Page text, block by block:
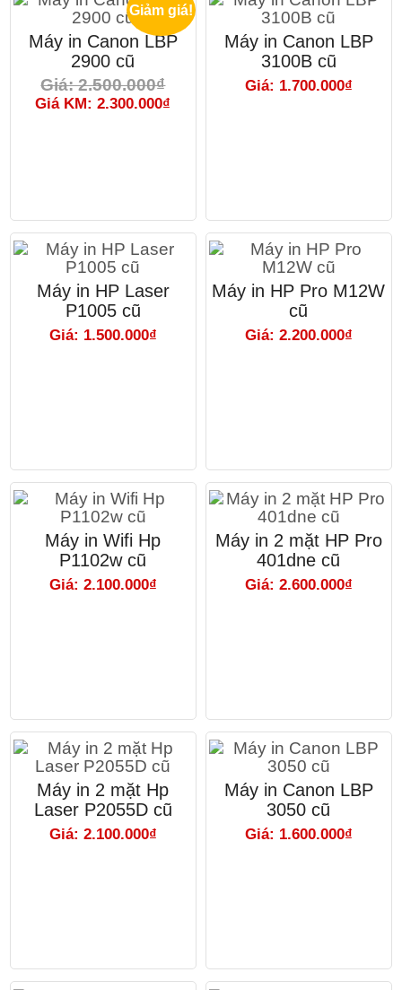
Giảm giá!
Máy in Canon LBP
2900 cũ
Giá: 2.500.000₫
Giá KM: 2.300.000₫
Máy in Canon LBP
3100B cũ
Giá: 1.700.000₫
Máy in HP Laser
P1005 cũ
Giá: 1.500.000₫
Máy in HP Pro M12W
cũ
Giá: 2.200.000₫
Máy in Wifi Hp
P1102w cũ
Giá: 2.100.000₫
Máy in 2 mặt HP Pro
401dne cũ
Giá: 2.600.000₫
Máy in 2 mặt Hp
Laser P2055D cũ
Giá: 2.100.000₫
Máy in Canon LBP
3050 cũ
Giá: 1.600.000₫